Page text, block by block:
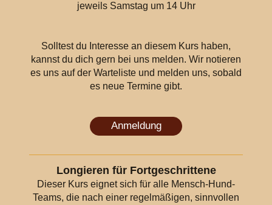
jeweils Samstag um 14 Uhr
Solltest du Interesse an diesem Kurs haben,
kannst du dich gern bei uns melden. Wir notieren
es uns auf der Warteliste und melden uns, sobald
es neue Termine gibt.
Anmeldung
Longieren für Fortgeschrittene
Dieser Kurs eignet sich für alle Mensch-Hund-
Teams, die nach einer regelmäßigen, sinnvollen